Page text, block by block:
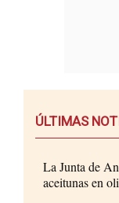
ÚLTIMAS
La Junta de
aceitunas en